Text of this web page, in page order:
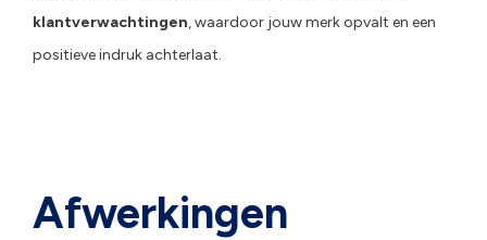
klantverwachtingen, waardoor jouw merk opvalt en een
positieve indruk achterlaat.
Afwerkingen